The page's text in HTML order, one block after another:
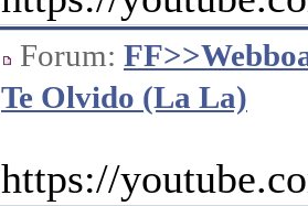
Forum:
Te Olvido (La La)
https://